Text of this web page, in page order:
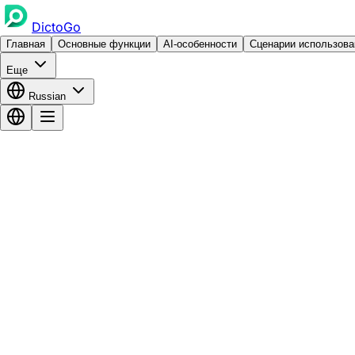
DictoGo
Главная Основные функции AI-особенности Сценарии
Еще
Russian